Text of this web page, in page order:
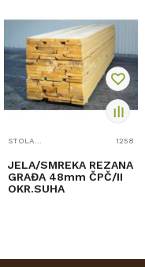
1258
JELA/SMREKA REZANA
GRAĐA 48mm ČPČ/II
OKR.SUHA